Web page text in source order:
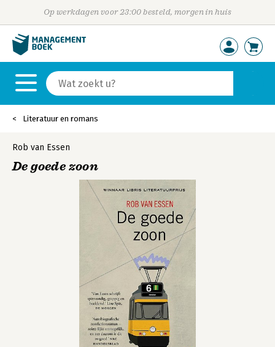
Op werkdagen voor 23:00 besteld, morgen in huis
Literatuur en romans
Rob van Essen
De goede zoon